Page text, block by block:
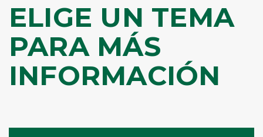
ELIGE UN TEMA
PARA MÁS
INFORMACIÓN